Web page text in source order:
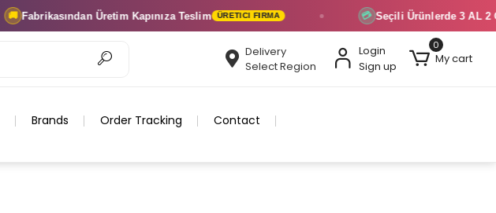
Fabrikasından ÜretimKapınıza Teslim ÜRETICI FIRMA Seçili Ürünlerde3 AL 2
Delivery
Select Region
Login
Sign up
0
My cart
Brands Order Tracking Contact